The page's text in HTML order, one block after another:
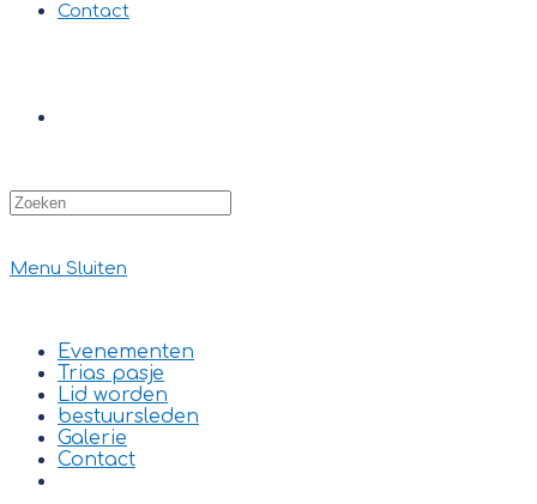
Contact
Zoek
op
site
Menu Sluiten
Evenementen
Trias pasje
Lid worden
bestuursleden
Galerie
Contact